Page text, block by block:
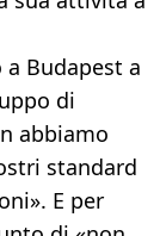
Budapest a
di
abbiamo
standard
E per